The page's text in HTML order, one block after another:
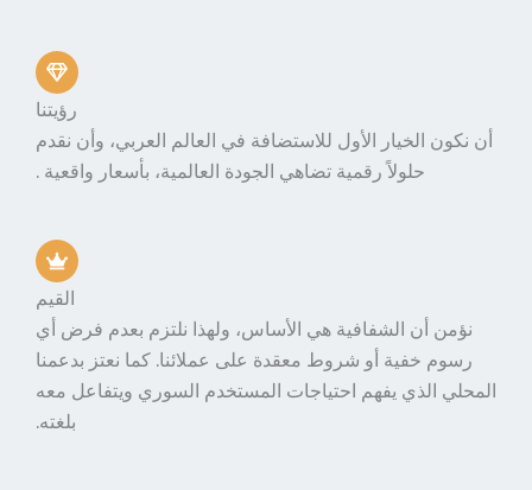
رؤيتنا
أن نكون الخيار الأول للاستضافة في العالم العربي، وأن نقدم
حلولاً رقمية تضاهي الجودة العالمية، بأسعار واقعية .
القيم
نؤمن أن الشفافية هي الأساس، ولهذا نلتزم بعدم فرض أي
رسوم خفية أو شروط معقدة على عملائنا. كما نعتز بدعمنا
المحلي الذي يفهم احتياجات المستخدم السوري ويتفاعل معه
بلغته.